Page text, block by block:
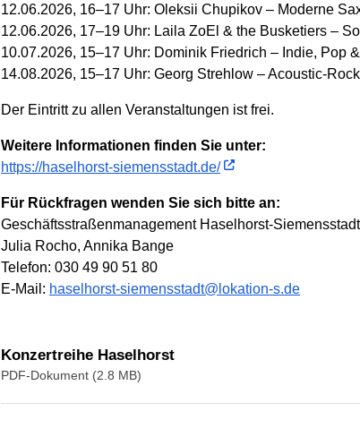
12.06.2026, 16–17 Uhr: Oleksii Chupikov – Moderne
12.06.2026, 17–19 Uhr: Laila ZoEl & the Busketiers –
10.07.2026, 15–17 Uhr: Dominik Friedrich – Indie, Pop
14.08.2026, 15–17 Uhr: Georg Strehlow – Acoustic-
Der Eintritt zu allen Veranstaltungen ist frei.
Weitere Informationen finden Sie unter:
https://haselhorst-siemensstadt.de/
Für Rückfragen wenden Sie sich bitte an:
Geschäftsstraßenmanagement Haselhorst-Siemensstadt
Julia Rocho, Annika Bange
Telefon: 030 49 90 51 80
E-Mail: haselhorst-siemensstadt@lokation-s.de
Konzertreihe Haselhorst
PDF-Dokument (2.8 MB)